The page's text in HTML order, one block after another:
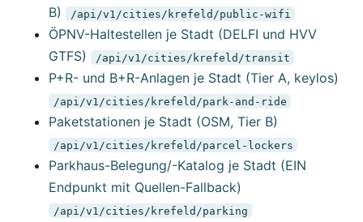
B)
/api/v1/cities/krefeld/public-wifi
ÖPNV-Haltestellen je Stadt (DELFI und HVV
GTFS)
/api/v1/cities/krefeld/transit
P+R- und B+R-Anlagen je Stadt (Tier A, keylos)
/api/v1/cities/krefeld/park-and-ride
Paketstationen je Stadt (OSM, Tier B)
/api/v1/cities/krefeld/parcel-lockers
Parkhaus-Belegung/-Katalog je Stadt (EIN
Endpunkt mit Quellen-Fallback)
/api/v1/cities/krefeld/parking